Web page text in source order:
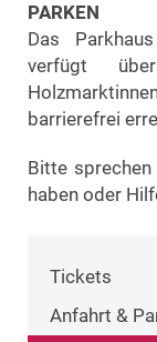
PARKEN
Das
verfügt
barrierefrei
Bitte
haben oder
Tickets
Anfahrt &